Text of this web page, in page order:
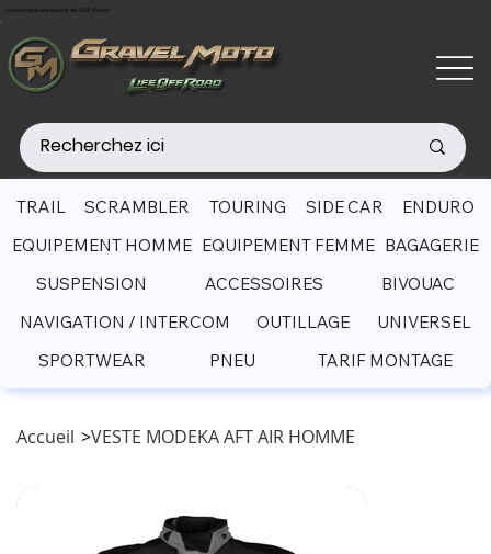
Livraison gratuite à partir de 200€ d'achat
Accueil >VESTE MODEKA AFT AIR HOMME
TRAIL SCRAMBLER TOURING SIDE CAR
ENDURO
EQUIPEMENT HOMME EQUIPEMENT FEMME BAGAGERIE
SUSPENSION
ACCESSOIRES
BIVOUAC
NAVIGATION / INTERCOM
OUTILLAGE
UNIVERSEL
SPORTWEAR
PNEU TARIF MONTAGE